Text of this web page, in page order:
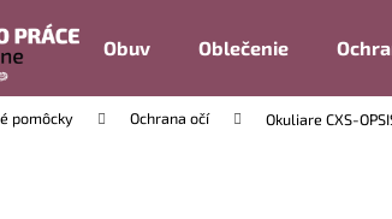
Obuv Oblečenie
pomôcky Ochrana očí Okuliare CXS-
Čo